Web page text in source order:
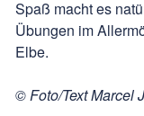
Spaß macht es
Übungen im
Elbe.
© Foto/Text Marcel